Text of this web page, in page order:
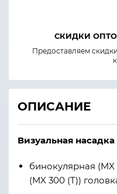
СКИДКИ
Предоставляем
ОПИСАНИЕ
Визуальная насадка
бинокулярная
(MX 300 (T))